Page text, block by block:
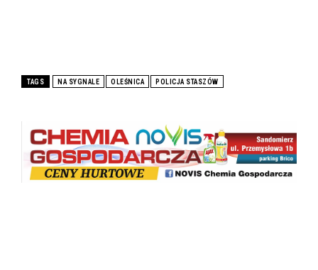
TAGS NA SYGNALE OLEŚNICA POLICJA STASZÓW